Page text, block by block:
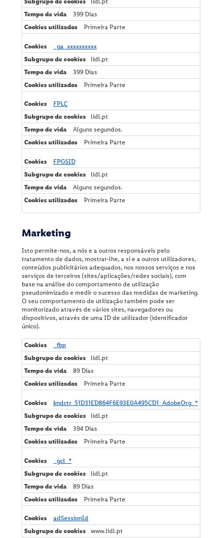
399 Dias
Primeira Parte
_ga_xxxxxxxxxx
lidl.pt
399 Dias
Primeira Parte
FPLC
lidl.pt
Alguns segundos.
Primeira Parte
FPGSID
lidl.pt
Alguns segundos.
Primeira Parte
Marketing
Isto permite-nos, a nós e a outros responsáveis pelo
tratamento de dados, mostrar-lhe, a si e a outros utilizadores,
conteúdos publicitários adequados, nos nossos serviços e nos
serviços de terceiros (sites/aplicações/redes sociais), com
base na análise do comportamento de utilização
pseudonimizado e medir o sucesso das medidas de marketing.
O seu comportamento de utilização também pode ser
monitorizado através de vários sites, navegadores ou
dispositivos, através de uma ID de utilizador (identificador
único).
M
a
k
e
n
g
_fbp
lidl.pt
89 Dias
Primeira Parte
kndctr_51D31ED864F6E93E0A495CD1_AdobeOrg_*
lidl.pt
394 Dias
Primeira Parte
_gcl_*
lidl.pt
89 Dias
Primeira Parte
adSessionId
www.lidl.pt